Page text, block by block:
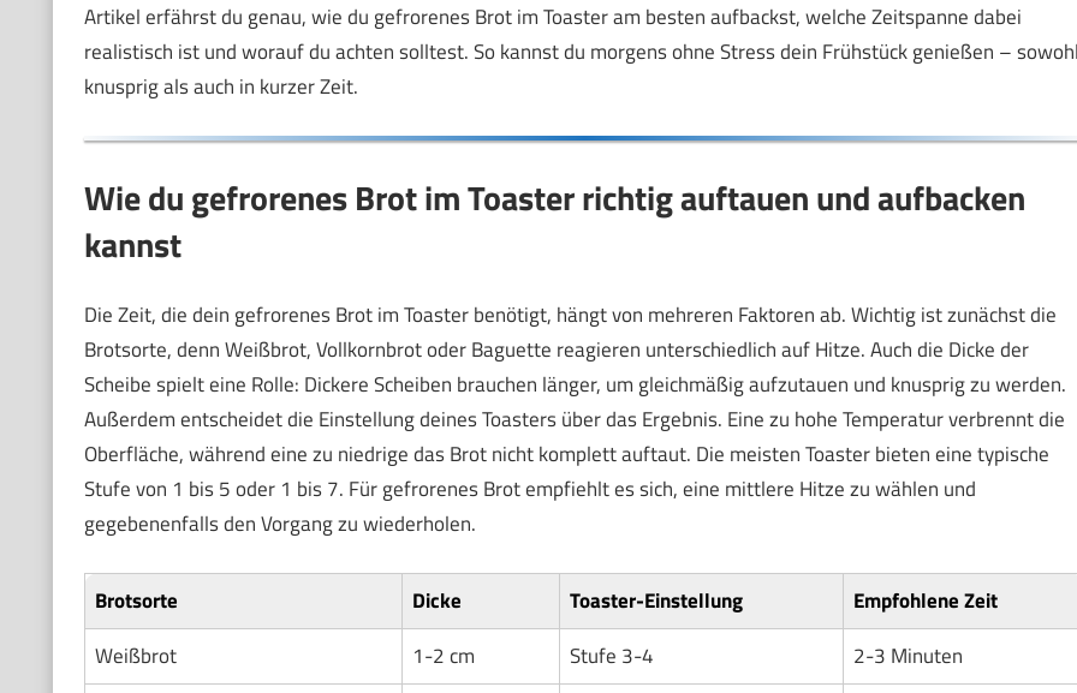
Artikel erfährst du genau, wie du gefrorenes Brot im Toaster am besten aufbackst, welche Zeitspanne dabei
realistisch ist und worauf du achten solltest. So kannst du morgens ohne Stress dein Frühstück genießen – sowohl
knusprig als auch in kurzer Zeit.
Wie du gefrorenes Brot im Toaster richtig auftauen und aufbacken
kannst
Die Zeit, die dein gefrorenes Brot im Toaster benötigt, hängt von mehreren Faktoren ab. Wichtig ist zunächst die
Brotsorte, denn Weißbrot, Vollkornbrot oder Baguette reagieren unterschiedlich auf Hitze. Auch die Dicke der
Scheibe spielt eine Rolle: Dickere Scheiben brauchen länger, um gleichmäßig aufzutauen und knusprig zu werden.
Außerdem entscheidet die Einstellung deines Toasters über das Ergebnis. Eine zu hohe Temperatur verbrennt die
Oberfläche, während eine zu niedrige das Brot nicht komplett auftaut. Die meisten Toaster bieten eine typische
Stufe von 1 bis 5 oder 1 bis 7. Für gefrorenes Brot empfiehlt es sich, eine mittlere Hitze zu wählen und
gegebenenfalls den Vorgang zu wiederholen.
Brotsorte Dicke Toaster-Einstellung
Empfohlene Zeit
Weißbrot
1-2 cm Stufe 3-4
2-3 Minuten